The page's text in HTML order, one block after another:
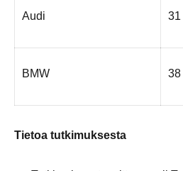
Audi 31
BMW 38
Tietoa tutkimuksesta